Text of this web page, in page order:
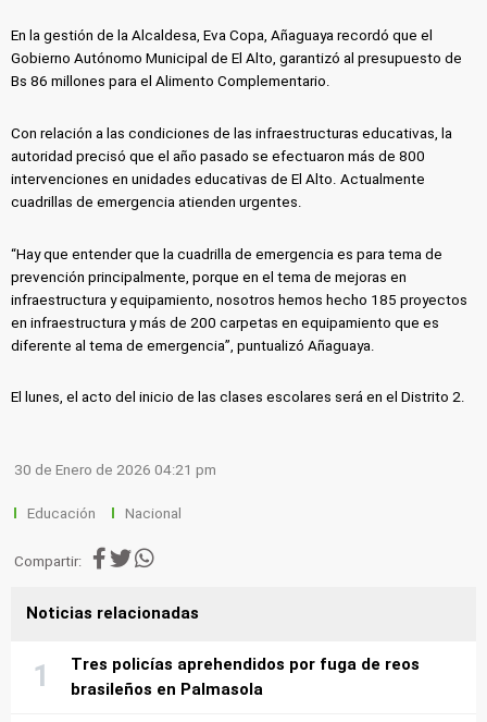
En la gestión de la Alcaldesa, Eva Copa, Añaguaya recordó que el
Gobierno Autónomo Municipal de El Alto, garantizó al presupuesto de
Bs 86 millones para el Alimento Complementario.
Con relación a las condiciones de las infraestructuras educativas, la
autoridad precisó que el año pasado se efectuaron más de 800
intervenciones en unidades educativas de El Alto. Actualmente
cuadrillas de emergencia atienden urgentes.
“Hay que entender que la cuadrilla de emergencia es para tema de
prevención principalmente, porque en el tema de mejoras en
infraestructura y equipamiento, nosotros hemos hecho 185 proyectos
en infraestructura y más de 200 carpetas en equipamiento que es
diferente al tema de emergencia”, puntualizó Añaguaya.
El lunes, el acto del inicio de las clases escolares será en el Distrito 2.
30 de Enero de 2026 04:21 pm
Educación Nacional
Compartir:
Noticias relacionadas
Tres policías aprehendidos por fuga de reos
brasileños en Palmasola